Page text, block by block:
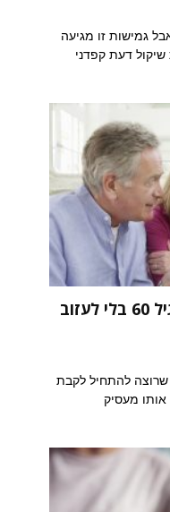
לקבל קצבת פנסיה מגיל 60, אבל גמישות זו מגיעה
דעת קפדני
שיקולים לקבלת קצבת פנסיה בגיל 60 בלי לעזוב
להתחיל לקבת